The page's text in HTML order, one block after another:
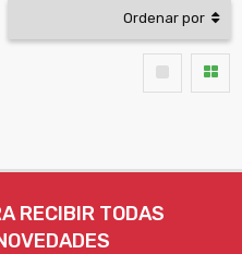
Ordenar por
RECIBIR TODAS